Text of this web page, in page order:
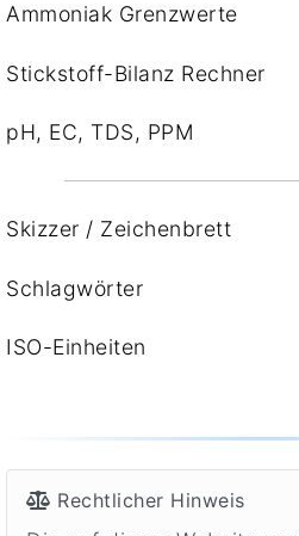
Ammoniak Grenzwerte
Stickstoff-Bilanz Rechner
pH, EC, TDS, PPM
Skizzer / Zeichenbrett
Schlagwörter
ISO-Einheiten
Rechtlicher Hinweis